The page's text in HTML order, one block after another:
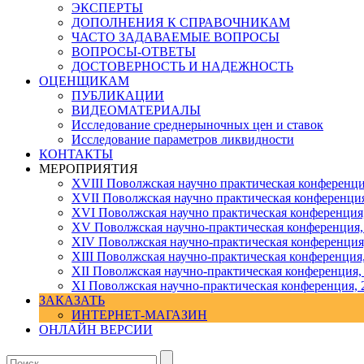
ЭКСПЕРТЫ
ДОПОЛНЕНИЯ К СПРАВОЧНИКАМ
ЧАСТО ЗАДАВАЕМЫЕ ВОПРОСЫ
ВОПРОСЫ-ОТВЕТЫ
ДОСТОВЕРНОСТЬ И НАДЕЖНОСТЬ
ОЦЕНЩИКАМ
ПУБЛИКАЦИИ
ВИДЕОМАТЕРИАЛЫ
Исследование среднерыночных цен и ставок
Исследование параметров ликвидности
КОНТАКТЫ
МЕРОПРИЯТИЯ
XVIII Поволжская научно практическая
XVII Поволжская научно практическая
XVI Поволжская научно практическая
ХV Поволжская научно-практическая
ХIV Поволжская научно-практическая
ХIII Поволжская научно-практическая
ХII Поволжская научно-практическая конференция,
XI Поволжская научно-практическая конференция,
ЗАКАЗАТЬ
ИНТЕРНЕТ-МАГАЗИН
ОНЛАЙН ВЕРСИИ